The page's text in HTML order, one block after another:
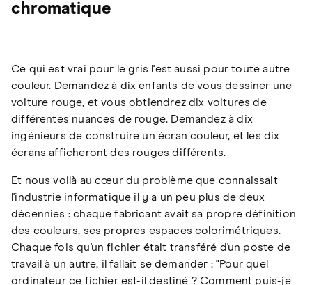
chromatique
Ce qui est vrai pour le gris l'est aussi pour toute autre
couleur. Demandez à dix enfants de vous dessiner une
voiture rouge, et vous obtiendrez dix voitures de
différentes nuances de rouge. Demandez à dix
ingénieurs de construire un écran couleur, et les dix
écrans afficheront des rouges différents.
Et nous voilà au cœur du problème que connaissait
l'industrie informatique il y a un peu plus de deux
décennies : chaque fabricant avait sa propre définition
des couleurs, ses propres espaces colorimétriques.
Chaque fois qu'un fichier était transféré d'un poste de
travail à un autre, il fallait se demander : "Pour quel
ordinateur ce fichier est-il destiné ? Comment puis-je